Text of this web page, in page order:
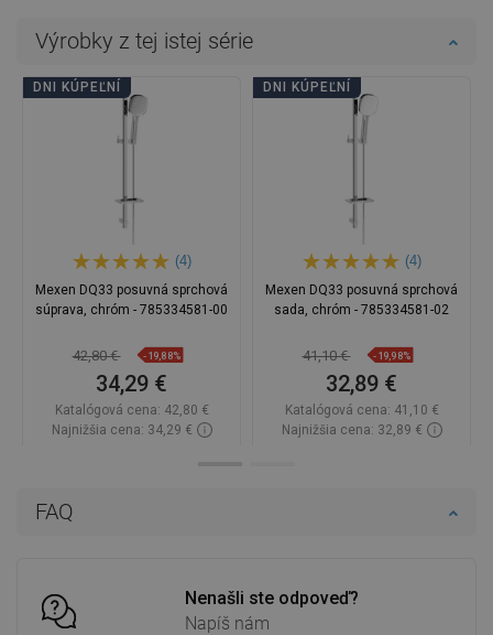
FAQ
Nenašli ste odpoveď?
Napíš nám
Výrobky z tej istej série
DNI KÚPEĽNÍ
(4)
Mexen DQ33 posuvná sprchová
súprava, chróm - 785334581-00
42,80 € -19,88%
34,29 €
Katalógová cena: 42,80 €
Najnižšia cena: 34,29 €
DNI KÚPEĽNÍ
(4)
Mexen DQ33 posuvná sprchová
sada, chróm - 785334581-02
41,10 € -19,98%
32,89 €
Katalógová cena: 41,10 €
Najnižšia cena: 32,89 €